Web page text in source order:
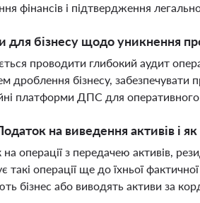
фінансів і підтвердження
для бізнесу щодо уникнення
проводити глибокий аудит
дроблення бізнесу, забезпечувати
платформи ДПС для
на виведення активів і як
операції з передачею активів,
такі операції ще до їхньої
бізнес або виводять активи за